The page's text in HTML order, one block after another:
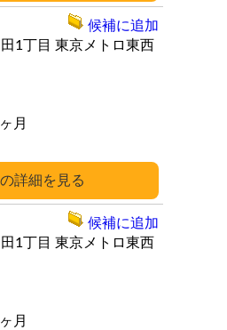
詳細
田1丁目 東京メトロ東西
ヶ月
候補に追加
田1丁目 東京メトロ東西
ヶ月
候補に追加